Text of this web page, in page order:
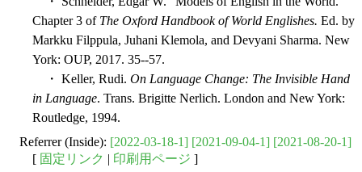
Chapter 3 of The Oxford Handbook of World Englishes. Ed. by
Markku Filppula, Juhani Klemola, and Devyani Sharma. New
York: OUP, 2017. 35--57.
・ Keller, Rudi. On Language Change: The Invisible Hand
in Language. Trans. Brigitte Nerlich. London and New York:
Routledge, 1994.
Referrer (Inside): [2022-03-18-1] [2021-09-04-1] [2021-08-20-1]
[ 固定リンク | 印刷用ページ ]